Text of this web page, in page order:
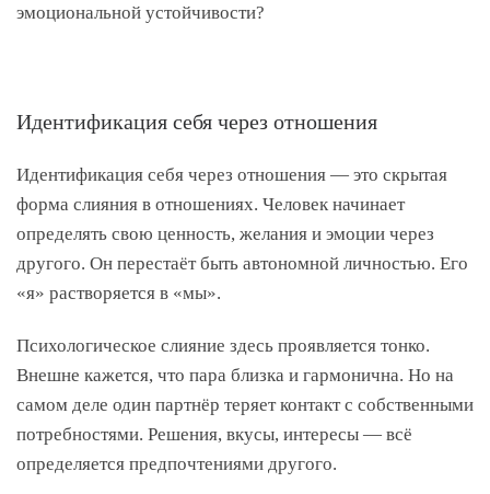
эмоциональной устойчивости?
Идентификация себя через отношения
Идентификация себя через отношения — это скрытая
форма слияния в отношениях. Человек начинает
определять свою ценность, желания и эмоции через
другого. Он перестаёт быть автономной личностью. Его
«я» растворяется в «мы».
Психологическое слияние здесь проявляется тонко.
Внешне кажется, что пара близка и гармонична. Но на
самом деле один партнёр теряет контакт с собственными
потребностями. Решения, вкусы, интересы — всё
определяется предпочтениями другого.